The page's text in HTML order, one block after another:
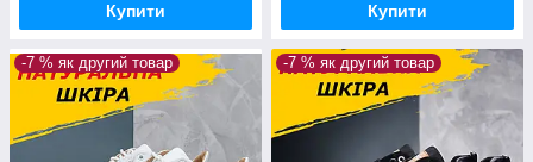
Купити Купити
-7 % як другий товар -7 % як другий товар